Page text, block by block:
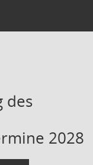
des
2028